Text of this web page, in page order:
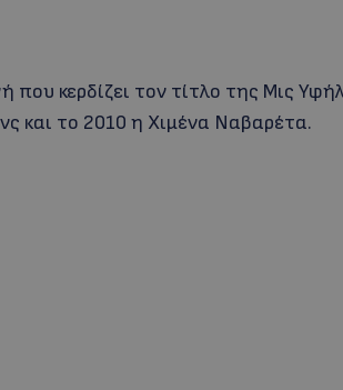
που κερδίζει τον τίτλο της Μις
και το 2010 η Χιμένα Ναβαρέτα.